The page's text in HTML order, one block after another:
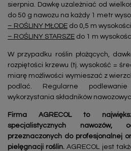
sierpnia. Dawkę uzależniać od
do 50 g nawozu na każdy 1 metr
– ROŚLINY MŁODE do 0,5 m
– ROŚLINY STARSZE do 1 m
W przypadku roślin płożących,
rozpiętości krzewu (tj. wysokość =
miarę możliwości wymieszać z
podlać. Regularne
wykorzystania składników
Firma AGRECOL to
specjalistycznych nawozów,
przeznaczonych do profesjonalnej
pielęgnacji roślin. AGRECOL jest